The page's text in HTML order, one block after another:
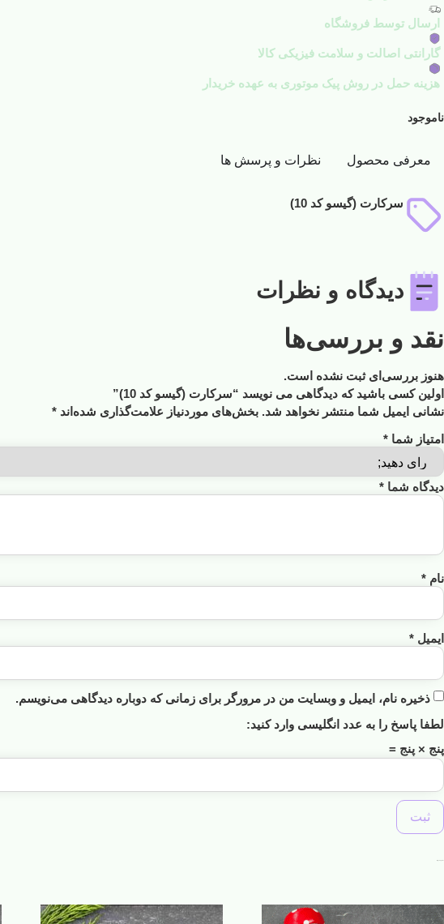
ارسال توسط فروشگاه
گارانتی اصالت و سلامت فیزیکی کالا
هزینه حمل در روش پیک موتوری به عهده خریدار
ناموجود
معرفی محصول نظرات و پرسش ها
سرکارت (گیسو کد 10)
دیدگاه و نظرات
نقد و بررسی‌ها
هنوز بررسی‌ای ثبت نشده است.
اولین کسی باشید که دیدگاهی می نویسد “سرکارت (گیسو کد 10)”
نشانی ایمیل شما منتشر نخواهد شد. بخش‌های موردنیاز علامت‌گذاری شده‌اند *
امتیاز شما *
دیدگاه شما *
نام *
ایمیل *
ذخیره نام، ایمیل و وبسایت من در مرورگر برای زمانی که دوباره دیدگاهی می‌نویسم.
لطفا پاسخ را به عدد انگلیسی وارد کنید:
پنج × پنج =